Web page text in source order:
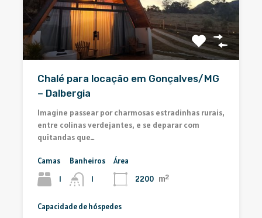
Chalé para locação em Gonçalves/MG
– Dalbergia
Imagine passear por charmosas estradinhas rurais,
entre colinas verdejantes, e se deparar com
quitandas que…
Camas
1
Banheiros
1
Área
2200 m²
Capacidade de hóspedes